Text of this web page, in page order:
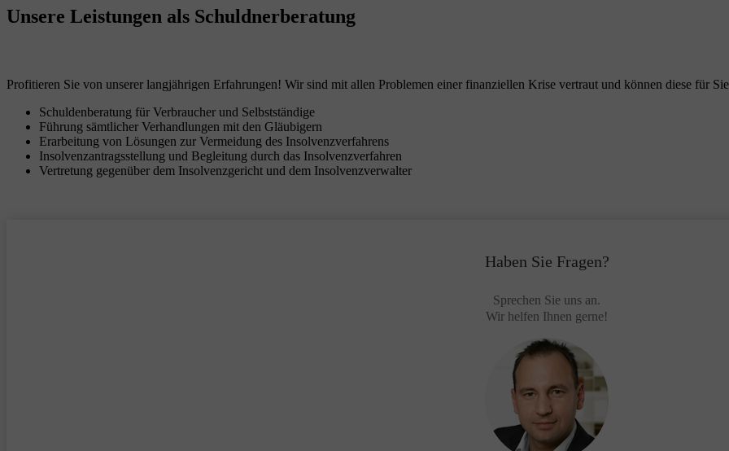
Unsere Leistungen als Schuldnerberatung
Profitieren Sie von unserer langjährigen Erfahrungen! Wir sind mit allen Problemen einer finanziellen Krise vertraut und können diese für
Schuldenberatung für Verbraucher und Selbstständige
Führung sämtlicher Verhandlungen mit den Gläubigern
Erarbeitung von Lösungen zur Vermeidung des Insolvenzverfahrens
Insolvenzantragsstellung und Begleitung durch das Insolvenzverfahren
Vertretung gegenüber dem Insolvenzgericht und dem Insolvenzverwalter
Haben Sie Fragen?
Sprechen Sie uns an.
Wir helfen Ihnen gerne!